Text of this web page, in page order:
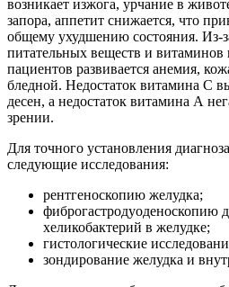
возникает изжога, урчание в
запора, аппетит снижается, что
общему ухудшению состояния. Из-
питательных веществ и
пациентов развивается анемия,
бледной. Недостаток витамина С
десен, а недостаток витамина А
зрении.
Для точного установления
следующие исследования:
рентгеноскопию желудка;
фиброгастродуоденоскопию
хеликобактерий в желудке;
гистологические
зондирование желудка и